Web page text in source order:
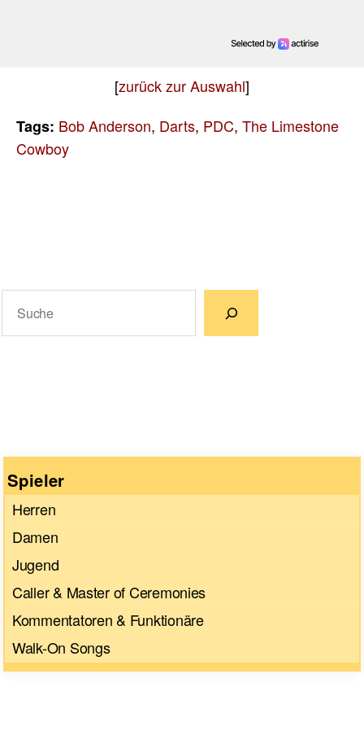
[zurück zur Auswahl]
Tags: Bob Anderson, Darts, PDC, The Limestone
Cowboy
Spieler
Herren
Damen
Jugend
Caller & Master of Ceremonies
Kommentatoren & Funktionäre
Walk-On Songs